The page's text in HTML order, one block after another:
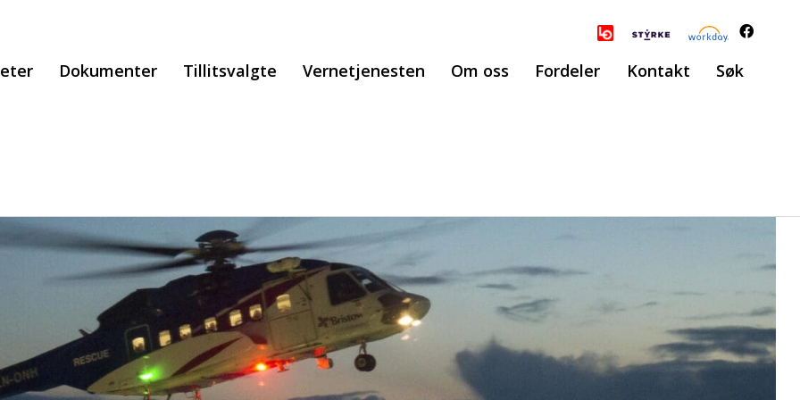
Dokumenter Tillitsvalgte Vernetjenesten Om oss Fordeler Kontakt Søk